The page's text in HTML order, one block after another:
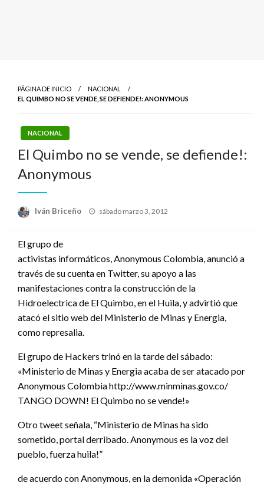
PÁGINA DE INICIO
NACIONAL
EL QUIMBO NO SE VENDE, SE DEFIENDE!: ANONYMOUS
NACIONAL
El Quimbo no se vende, se defiende!:
Anonymous
Iván Briceño
Publicado
sábado marzo 3, 2012
El grupo de
activistas informáticos, Anonymous Colombia, anunció a
través de su cuenta en Twitter, su apoyo a las
manifestaciones contra la construcción de la
Hidroelectrica de El Quimbo, en el Huila, y advirtió que
atacó el sitio web del Ministerio de Minas y Energia,
como represalia.
El grupo de Hackers trinó en la tarde del sábado:
«Ministerio de Minas y Energia acaba de ser atacado por
Anonymous Colombia http://www.minminas.gov.co/
TANGO DOWN! El Quimbo no se vende!»
Otro tweet señala, “Ministerio de Minas ha sido
sometido, portal derribado. Anonymous es la voz del
pueblo, fuerza huila!”
de acuerdo con Anonymous, en la demonida «Operación